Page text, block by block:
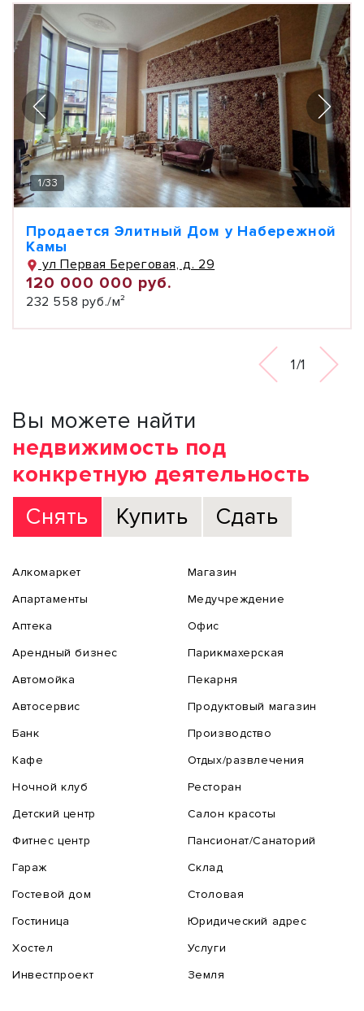
1/33
Продается Элитный Дом у Набережной
Камы
ул Первая Береговая, д. 29
120 000 000 руб.
232 558 руб./м²
1/1
Вы можете найти
недвижимость под
конкретную деятельность
Снять
Купить Сдать
Алкомаркет
Апартаменты
Аптека
Арендный бизнес
Автомойка
Автосервис
Банк
Кафе
Ночной клуб
Детский центр
Фитнес центр
Гараж
Гостевой дом
Гостиница
Хостел
Инвестпроект
Магазин
Медучреждение
Офис
Парикмахерская
Пекарня
Продуктовый магазин
Производство
Отдых/развлечения
Ресторан
Салон красоты
Пансионат/Санаторий
Склад
Столовая
Юридический адрес
Услуги
Земля